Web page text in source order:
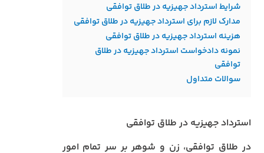
شرایط استرداد جهیزیه در طلاق توافقی
مدارک لازم برای استرداد جهیزیه در طلاق توافقی
هزینه استرداد جهیزیه در طلاق توافقی
نمونه دادخواست استرداد جهیزیه در طلاق
توافقی
سوالات متداول
استرداد جهیزیه در طلاق توافقی
در طلاق توافقی، زن و شوهر بر سر تمام امور